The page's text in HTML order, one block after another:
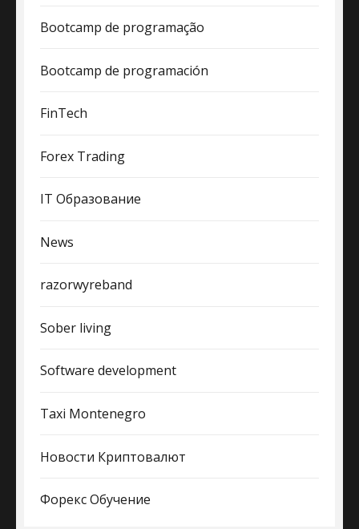
Bootcamp de programação
Bootcamp de programación
FinTech
Forex Trading
IT Образование
News
razorwyreband
Sober living
Software development
Taxi Montenegro
Новости Криптовалют
Форекс Обучение